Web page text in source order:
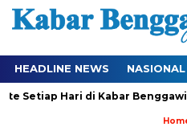
HEADLINE NEWS NASIONAL
Setiap Hari di Kabar Benggawi